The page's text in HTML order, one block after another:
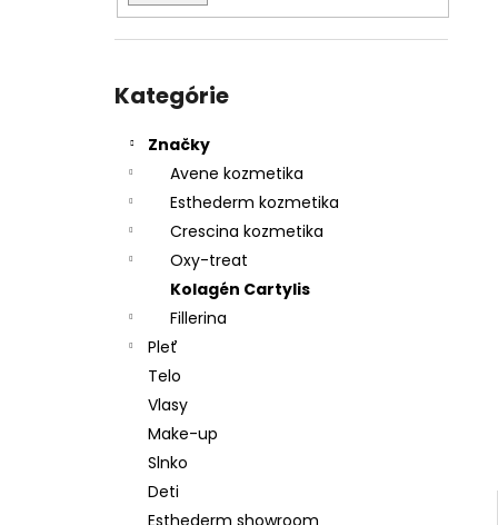
kategórie
Kategórie
Značky
Avene kozmetika
Esthederm kozmetika
Crescina kozmetika
Oxy-treat
Kolagén Cartylis
Fillerina
Pleť
Telo
Vlasy
Make-up
Slnko
Deti